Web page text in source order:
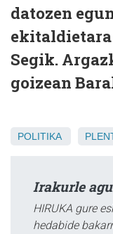
datozen
Segik.
goizean
POLITIKA
Irakurle
HIRUKA gure
hedabide